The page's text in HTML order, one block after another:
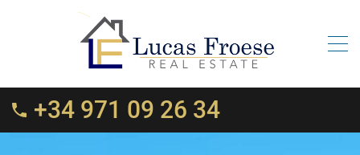
+34 971 09 26 34